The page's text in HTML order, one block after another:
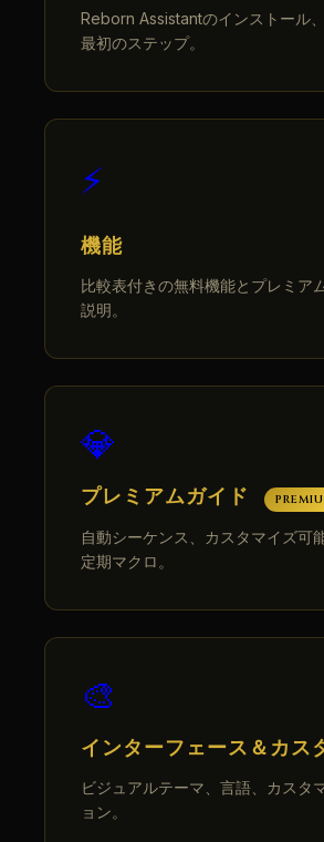
Reborn Assistantのインストール、
最初のステップ。
⚡
機能
比較表付きの無料機能とプレミア
説明。
💎
プレミアムガイド
自動シーケンス、カスタマイズ可
定期マクロ。
🎨
インターフェース＆カス
ビジュアルテーマ、言語、カスタ
ョン。